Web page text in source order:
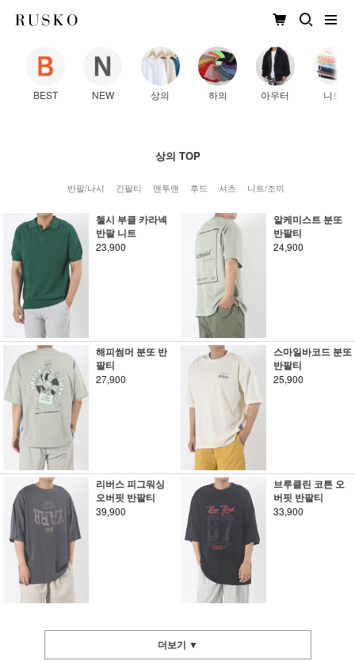
BEST NEW 상의 하의 아우터 니트
상의 TOP
반팔/나시 긴팔티 맨투맨 후드 셔츠 니트/조끼
첼시 부클 카라넥
반팔 니트
23,900
알케미스트 분또
반팔티
24,900
해피썸머 분또 반
팔티
27,900
스마일바코드 분또
반팔티
25,900
리버스 피그워싱
오버핏 반팔티
39,900
브루클린 코튼 오
버핏 반팔티
33,900
더보기 ▼